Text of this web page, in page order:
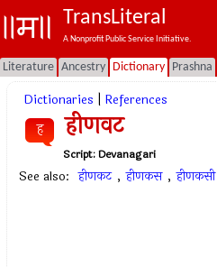
TransLiteral
A Nonprofit Public Service Initiative.
Literature Ancestry Dictionary Prashna
Dictionaries References
ह हीणवट
Script:Devanagari
See also: हीणकट , हीणकस , हीणकसी